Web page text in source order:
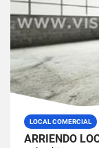
LOCAL COMERCIAL
ARRIENDO